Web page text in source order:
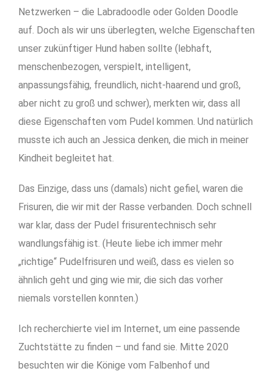
Netzwerken – die Labradoodle oder Golden Doodle
auf. Doch als wir uns überlegten, welche Eigenschaften
unser zukünftiger Hund haben sollte (lebhaft,
menschenbezogen, verspielt, intelligent,
anpassungsfähig, freundlich, nicht-haarend und groß,
aber nicht zu groß und schwer), merkten wir, dass all
diese Eigenschaften vom Pudel kommen. Und natürlich
musste ich auch an Jessica denken, die mich in meiner
Kindheit begleitet hat.
Das Einzige, dass uns (damals) nicht gefiel, waren die
Frisuren, die wir mit der Rasse verbanden. Doch schnell
war klar, dass der Pudel frisurentechnisch sehr
wandlungsfähig ist. (Heute liebe ich immer mehr
„richtige“ Pudelfrisuren und weiß, dass es vielen so
ähnlich geht und ging wie mir, die sich das vorher
niemals vorstellen konnten.)
Ich recherchierte viel im Internet, um eine passende
Zuchtstätte zu finden – und fand sie. Mitte 2020
besuchten wir die Könige vom Falbenhof und